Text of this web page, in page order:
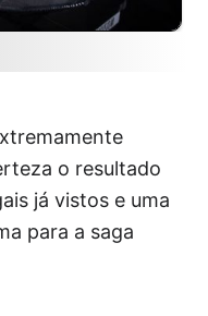
o resultado
já vistos e uma
para a saga